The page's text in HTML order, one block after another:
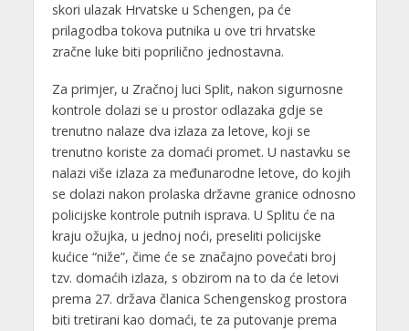
skori ulazak Hrvatske u Schengen, pa će
prilagodba tokova putnika u ove tri hrvatske
zračne luke biti poprilično jednostavna.
Za primjer, u Zračnoj luci Split, nakon sigurnosne
kontrole dolazi se u prostor odlazaka gdje se
trenutno nalaze dva izlaza za letove, koji se
trenutno koriste za domaći promet. U nastavku se
nalazi više izlaza za međunarodne letove, do kojih
se dolazi nakon prolaska državne granice odnosno
policijske kontrole putnih isprava. U Splitu će na
kraju ožujka, u jednoj noći, preseliti policijske
kućice “niže”, čime će se značajno povećati broj
tzv. domaćih izlaza, s obzirom na to da će letovi
prema 27. država članica Schengenskog prostora
biti tretirani kao domaći, te za putovanje prema